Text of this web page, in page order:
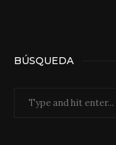
BÚSQUEDA